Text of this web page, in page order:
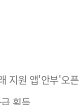
지원 앱'안부'오픈